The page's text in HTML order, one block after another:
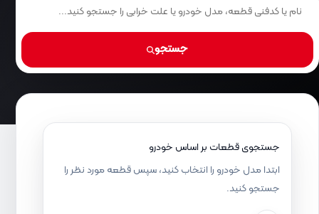
جستجو
جستجوی قطعات بر اساس خودرو
ابتدا مدل خودرو را انتخاب کنید، سپس قطعه مورد نظر را
جستجو کنید.